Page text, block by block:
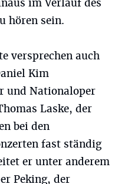
im Verlauf des
hören sein.
versprechen auch
Kim
und Nationaloper
Laske, der
bei den
fast ständig
er unter anderem
Peking, der